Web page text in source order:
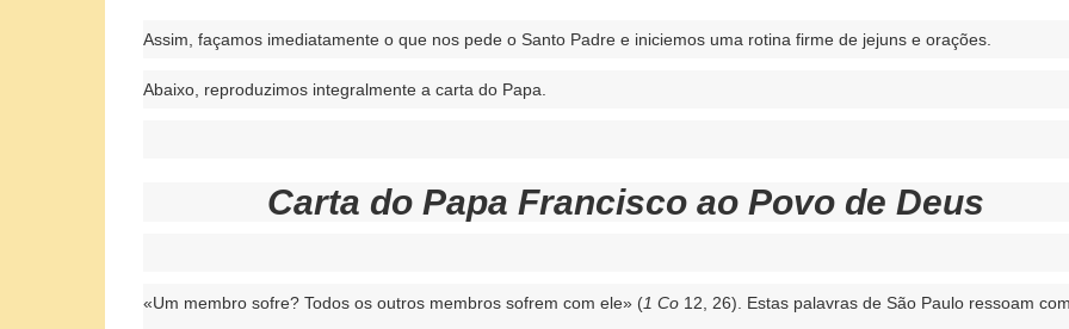
Assim, façamos imediatamente o que nos pede o Santo Padre e iniciemos uma rotina firme de jejuns e orações.
Abaixo, reproduzimos integralmente a carta do Papa.
Carta do Papa Francisco ao Povo de Deus
«Um membro sofre? Todos os outros membros sofrem com ele» (1 Co 12, 26). Estas palavras de São Paulo ressoam com